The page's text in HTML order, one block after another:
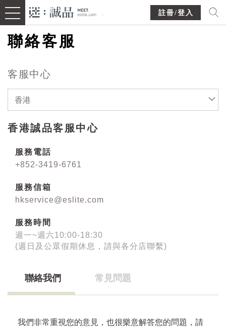
註冊/登入
聯絡客服
客服中心
香港
香港誠品客服中心
服務電話
+852-3419-6761
服務信箱
hkservice@eslite.com
服務時間
週一~週六10:00-18:30
(週日及公眾假期休息，請與各分店聯繫)
聯絡我們 常見問題
我們非常重視您的意見，也很樂意解答您的問題，請